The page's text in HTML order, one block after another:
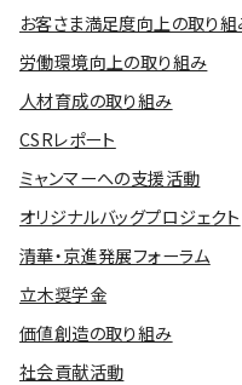
お客さま満足度向上の取り組
労働環境向上の取り組み
人材育成の取り組み
CSRレポート
ミャンマーへの支援活動
オリジナルバッグプロジェクト
清華・京進発展フォーラム
立木奨学金
価値創造の取り組み
社会貢献活動